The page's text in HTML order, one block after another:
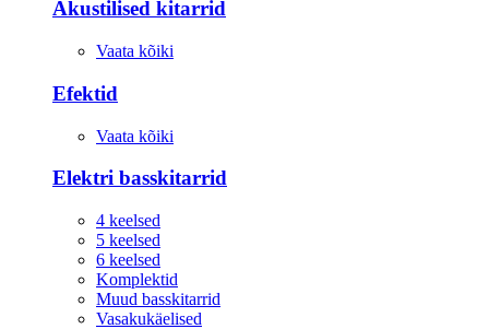
Akustilised kitarrid
Vaata kõiki
Efektid
Vaata kõiki
Elektri basskitarrid
4 keelsed
5 keelsed
6 keelsed
Komplektid
Muud basskitarrid
Vasakukäelised